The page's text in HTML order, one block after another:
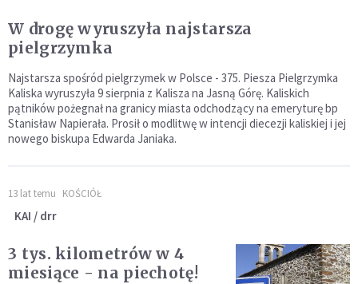
W drogę wyruszyła najstarsza
pielgrzymka
Najstarsza spośród pielgrzymek w Polsce - 375. Piesza Pielgrzymka
Kaliska wyruszyła 9 sierpnia z Kalisza na Jasną Górę. Kaliskich
pątników pożegnał na granicy miasta odchodzący na emeryturę bp
Stanisław Napierała. Prosił o modlitwę w intencji diecezji kaliskiej i jej
nowego biskupa Edwarda Janiaka.
13 lat temu KOŚCIÓŁ
KAI / drr
3 tys. kilometrów w 4
miesiące - na piechotę!